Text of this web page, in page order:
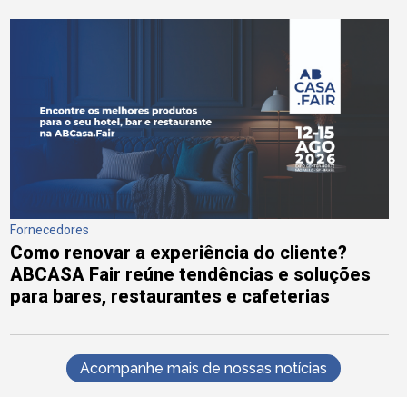
Fornecedores
Como renovar a experiência do cliente?
ABCASA Fair reúne tendências e soluções
para bares, restaurantes e cafeterias
Acompanhe mais de nossas notícias